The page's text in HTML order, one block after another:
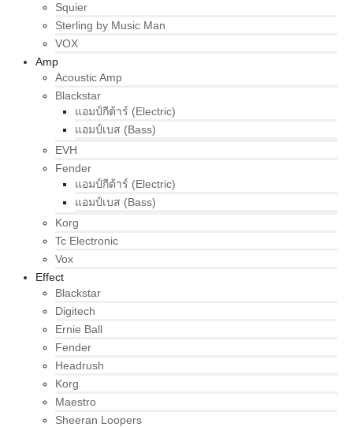
Squier
Sterling by Music Man
VOX
Amp
Acoustic Amp
Blackstar
แอมป์กีต้าร์ (Electric)
แอมป์เบส (Bass)
EVH
Fender
แอมป์กีต้าร์ (Electric)
แอมป์เบส (Bass)
Korg
Tc Electronic
Vox
Effect
Blackstar
Digitech
Ernie Ball
Fender
Headrush
Korg
Maestro
Sheeran Loopers